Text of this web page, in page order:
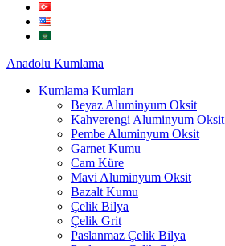
Anadolu Kumlama
Kumlama Kumları
Beyaz Aluminyum Oksit
Kahverengi Aluminyum Oksit
Pembe Aluminyum Oksit
Garnet Kumu
Cam Küre
Mavi Aluminyum Oksit
Bazalt Kumu
Çelik Bilya
Çelik Grit
Paslanmaz Çelik Bilya